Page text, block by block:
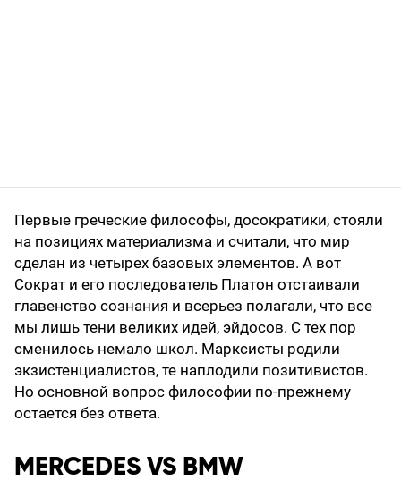
Первые греческие философы, досократики, стояли
на позициях материализма и считали, что мир
сделан из четырех базовых элементов. А вот
Сократ и его последователь Платон отстаивали
главенство сознания и всерьез полагали, что все
мы лишь тени великих идей, эйдосов. С тех пор
сменилось немало школ. Марксисты родили
экзистенциалистов, те наплодили позитивистов.
Но основной вопрос философии по-прежнему
остается без ответа.
MERCEDES VS BMW